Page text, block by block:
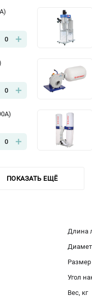
0
0
0
ПОКАЗАТЬ ЕЩЁ
Длина
Размер
Угол
Вес, кг